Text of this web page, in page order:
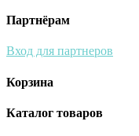
Партнёрам
Вход для партнеров
Корзина
Каталог товаров